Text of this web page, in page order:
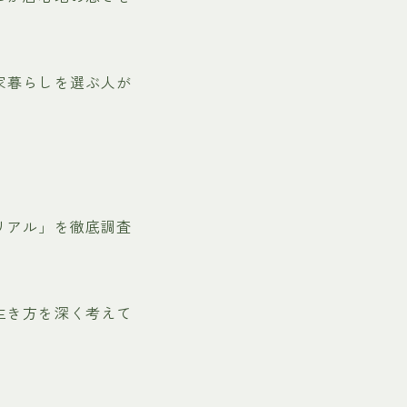
らしを選ぶ人が
ル」を徹底調査
方を深く考えて